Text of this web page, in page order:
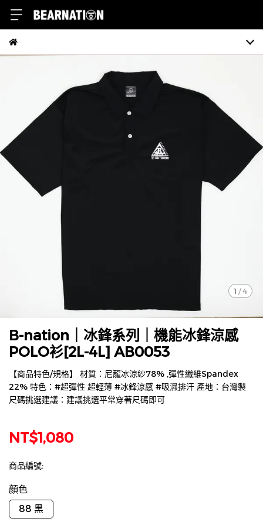
1 /4
B-nation｜冰鋒系列｜機能冰鋒涼感
POLO衫[2L-4L] AB0053
【商品特色/規格】 材質：尼龍冰涼紗78% ,彈性纖維Spandex
22% 特色：#超彈性 超輕薄 #冰鋒涼感 #吸濕排汗 產地：台灣製
尺碼挑選建議：建議挑選平常穿著尺碼即可
NT$1,080
商品編號:
顏色
88 黑